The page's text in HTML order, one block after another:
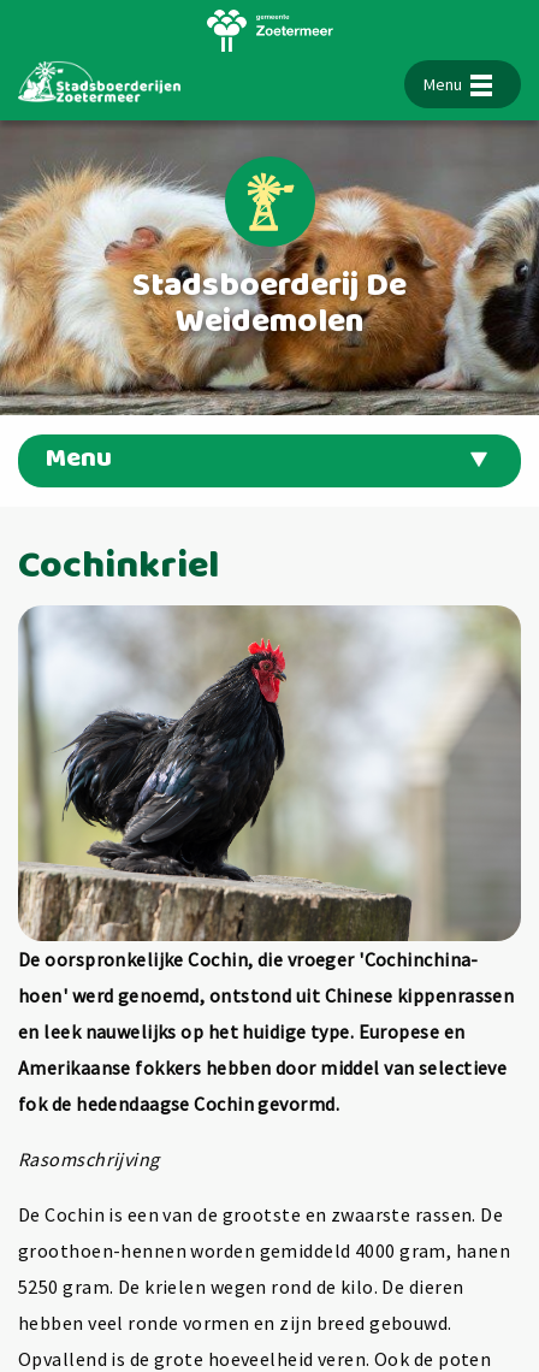
Menu
Stadsboerderij De
Weidemolen
Menu
Cochinkriel
De oorspronkelijke Cochin, die vroeger 'Cochinchina-
hoen' werd genoemd, ontstond uit Chinese kippenrassen
en leek nauwelijks op het huidige type. Europese en
Amerikaanse fokkers hebben door middel van selectieve
fok de hedendaagse Cochin gevormd.
Rasomschrijving
De Cochin is een van de grootste en zwaarste rassen. De
groothoen-hennen worden gemiddeld 4000 gram, hanen
5250 gram. De krielen wegen rond de kilo. De dieren
hebben veel ronde vormen en zijn breed gebouwd.
Opvallend is de grote hoeveelheid veren. Ook de poten